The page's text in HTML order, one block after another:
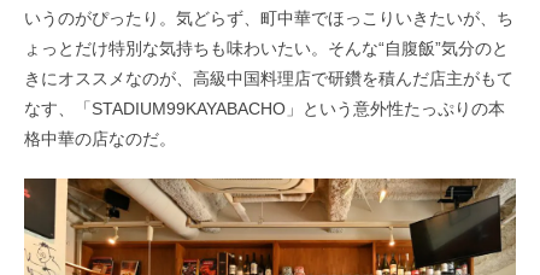
いうのがぴったり。気どらず、町中華でほっこりいきたいが、ち
ょっとだけ特別な気持ちも味わいたい。そんな“自腹飯”気分のと
きにオススメなのが、高級中国料理店で研鑽を積んだ店主がもて
なす、「STADIUM99KAYABACHO」という意外性たっぷりの本
格中華の店なのだ。